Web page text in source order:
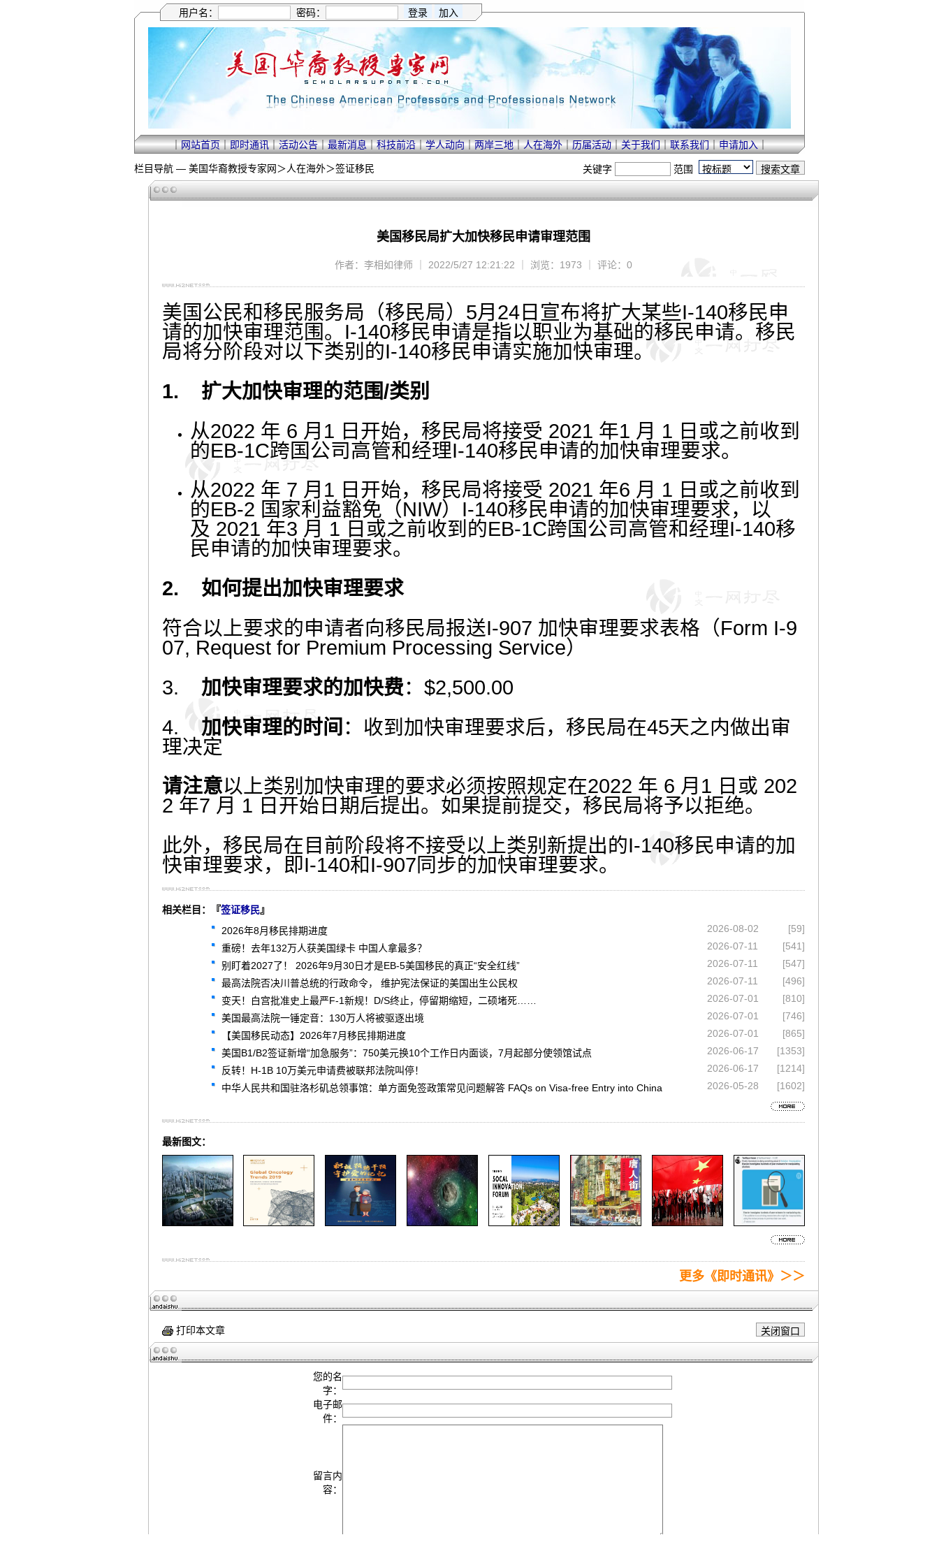
用户名： 密码：
｜网站首页｜即时通讯｜活动公告｜最新消息｜科技前沿｜学人动向｜两岸三地｜人在海外｜历届活动｜关于我们｜联系我们｜申请加入｜
栏目导航 — 美国华裔教授专家网＞人在海外＞签证移民 关键字 范围
美国移民局扩大加快移民申请审理范围
作者：李相如律师 ｜ 2022/5/27 12:21:22 ｜ 浏览：1973 ｜ 评论：0
美国公民和移民服务局（移民局） 5月 24 日宣布将扩大某些I-140移民申
请的加快审理范围。 I-140移民申请是指以职业为基础的移民申请。 移民
局将分阶段对以下类别的I-140移民申请实施加快审理。
1.
扩大加快审理的范围/类别
从2022 年 6 月 1 日开始，移民局将接受 2021 年1 月 1 日或之前收到
的EB-1C跨国公司高管和经理I-140移民申请的加快审理要求。
从2022 年 7 月 1 日开始，移民局将接受 2021 年6 月 1 日或之前收到
的EB-2 国家利益豁免（NIW） I-140移民申请的加快审理要求，以
及 2021 年3 月 1 日或之前收到的EB-1C跨国公司高管和经理I-140移
民申请的加快审理要求。
2.
如何提出加快审理要求
符合以上要求的申请者向移民局报送I-907 加快审理要求表格（Form I-9
07, Request for Premium Processing Service）
3.
加快审理要求的加快费： $2,500.00
4.
加快审理的时间 ： 收到加快审理要求后， 移民局在45天之内做出审
理决定
请注意以上类别加快审理的要求必须按照规定在2022 年 6 月 1 日或 202
2 年7 月 1 日开始日期后提出。 如果提前提交， 移民局将予以拒绝。
此外， 移民局在目前阶段将不接受以上类别新提出的I-140移民申请的加
快审理要求， 即I-140和 I-907同步的加快审理要求。
相关栏目：『签证移民』
2026年8月移民排期进度
2026-08-02
[59]
重磅！去年132万人获美国绿卡 中国人拿最多？
2026-07-11
[541]
别盯着2027了！ 2026年9月30日才是EB-5美国移民的真正“安全红线”
2026-07-11
[547]
最高法院否决川普总统的行政命令， 维护宪法保证的美国出生公民权
2026-07-11
[496]
变天！白宫批准史上最严F-1新规！D/S终止，停留期缩短，二硕堵死……
2026-07-01
[810]
美国最高法院一锤定音：130万人将被驱逐出境
2026-07-01
[746]
【美国移民动态】2026年7月移民排期进度
2026-07-01
[865]
美国B1/B2签证新增“加急服务”：750美元换10个工作日内面谈，7月起部分使领馆试点
2026-06-17
[1353]
反转！H-1B 10万美元申请费被联邦法院叫停！
2026-06-17
[1214]
中华人民共和国驻洛杉矶总领事馆：单方面免签政策常见问题解答 FAQs on Visa-free Entry into China
2026-05-28 [1602]
最新图文：
更多《即时通讯》＞＞
打印本文章
您的名
字：
电子邮
件：
留言内
容：